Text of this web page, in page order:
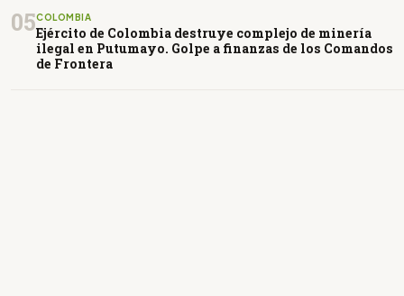
05COLOMBIA
Ejército de Colombia destruye complejo de minería
ilegal en Putumayo. Golpe a finanzas de los Comandos
de Frontera